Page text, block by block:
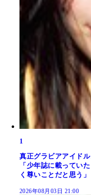
1
真正グラビアアイド
「少年誌に載ってい
く尊いことだと思う」
2026年08月03日 21:00